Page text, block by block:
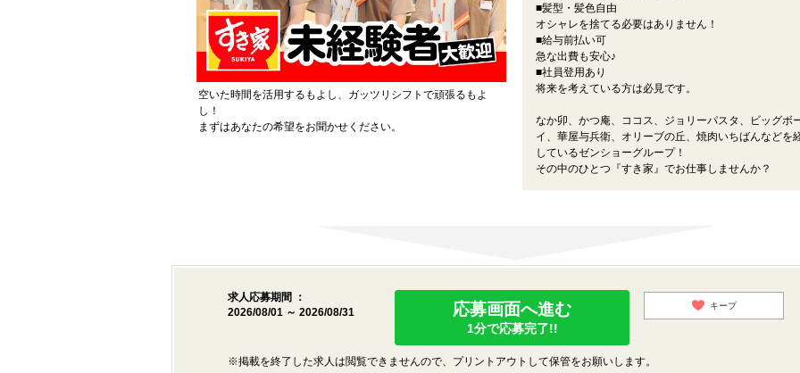
空いた時間を活用するもよし、ガッツリシフトで頑張るもよ
し！
まずはあなたの希望をお聞かせください。
■髪型・髪色自由
オシャレを捨てる必要はありません！
■給与前払い可
急な出費も安心♪
■社員登用あり
将来を考えている方は必見です。
なか卯、かつ庵、ココス、ジョリーパスタ、ビッグボ
イ、華屋与兵衛、オリーブの丘、焼肉いちばんなどを
しているゼンショーグループ！
その中のひとつ『すき家』でお仕事しませんか？
求人応募期間 ：
2026/08/01 ～ 2026/08/31
応募画面へ進む
1分で応募完了!!
キープ
※掲載を終了した求人は閲覧できませんので、プリントアウトして保管をお願いします。